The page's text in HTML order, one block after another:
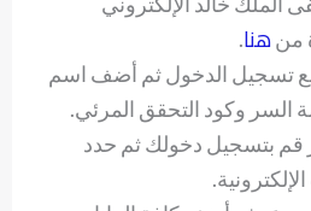
منهنا.
تسجيل الدخول ثم أضف اسم
السر وكود التحقق المرئي.
قم بتسجيل دخولك ثم حدد